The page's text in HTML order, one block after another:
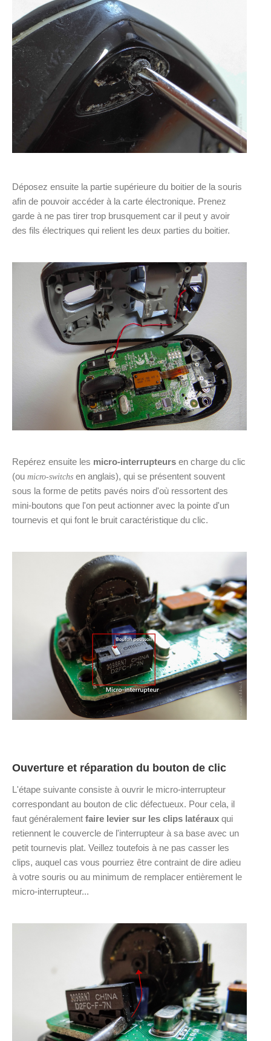
Déposez ensuite la partie supérieure du boitier de la souris
afin de pouvoir accéder à la carte électronique. Prenez
garde à ne pas tirer trop brusquement car il peut y avoir
des fils électriques qui relient les deux parties du boitier.
Repérez ensuite les micro-interrupteurs en charge du clic
(ou micro-switchs en anglais), qui se présentent souvent
sous la forme de petits pavés noirs d'où ressortent des
mini-boutons que l'on peut actionner avec la pointe d'un
tournevis et qui font le bruit caractéristique du clic.
Ouverture et réparation du bouton de clic
L'étape suivante consiste à ouvrir le micro-interrupteur
correspondant au bouton de clic défectueux. Pour cela, il
faut généralement faire levier sur les clips latéraux qui
retiennent le couvercle de l'interrupteur à sa base avec un
petit tournevis plat. Veillez toutefois à ne pas casser les
clips, auquel cas vous pourriez être contraint de dire adieu
à votre souris ou au minimum de remplacer entièrement le
micro-interrupteur...